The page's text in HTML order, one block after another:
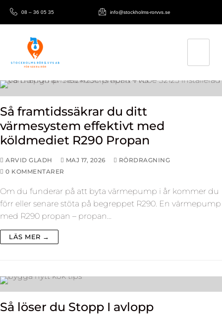
08 – 36 05 35 info@stockholms-rorvvs.se
Så framtidssäkrar du ditt
värmesystem effektivt med
köldmediet R290 Propan
ARVID GLADH MAJ 17, 2026
RÖRDRAGNING
0 KOMMENTARER
Om du funderar på att byta värmepump i år kommer du
förr eller senare stöta på begreppet R290. En värmepump
med R290 propan – propan…
LÄS MER →
Så löser du Stopp I avlopp